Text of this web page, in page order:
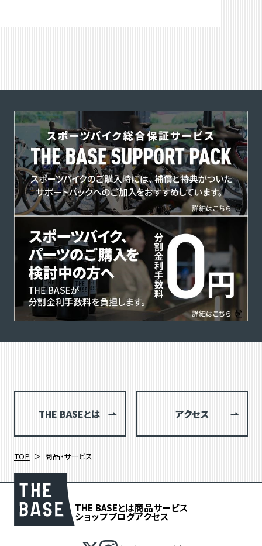
THE BASEとは アクセス
TOP 商品・サービス
THE BASEとは商品サービス
ショップブログアクセス